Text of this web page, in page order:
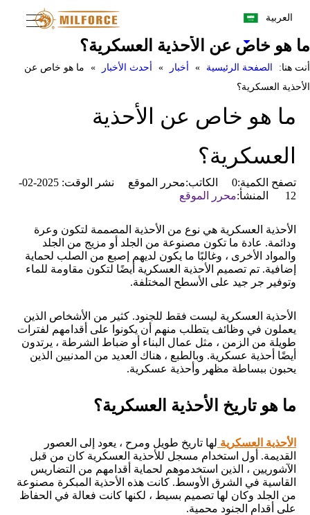
العربية
ما هو خاص عن الأحذية العسكرية؟
أنت هنا: الصفحة الرئيسية » أخبار » أحدث الأخبار »
ما هو خاص عن
الأحذية العسكرية؟
ما هو خاص عن الأحذية
العسكرية؟
تصفح الكمية:0
الكاتب:محرر الموقع نشر الوقت: 2025-02-
12 المنشأ:
محرر الموقع
الأحذية العسكرية هي نوع من الأحذية المصممة لتكون وعرة
ودائمة. عادة ما تكون مصنوعة من الجلد أو مزيج من الجلد
والمواد الأخرى ، وغالبًا ما يكون لديهم إصبع من الصلب لحماية
إضافية. تم تصميم الأحذية العسكرية أيضًا لتكون مقاومة للماء
وتوفير جر جيد على الأسطح المختلفة.
الأحذية العسكرية ليست فقط للجنود. كثير من الأشخاص الذين
يعملون في وظائف يتطلب منهم أن يكونوا على أقدامهم لفترات
طويلة من الزمن ، مثل عمال البناء أو ضباط الشرطة ، يرتدون
أيضًا أحذية عسكرية. وبالطبع ، هناك العديد من المدنيين الذين
يحبون ببساطة مظهر وأحذية عسكرية.
ما هو تاريخ الأحذية العسكرية؟
الأحذية العسكرية لها تاريخ طويل ومرح ، يعود إلى العصور
القديمة. أول استخدام مسجل للأحذية العسكرية كان من قبل
الآشوريين ، الذين استخدموهم لحماية أقدامهم من التضاريس
القاسية في الشرق الأوسط. كانت هذه الأحذية المبكرة مصنوعة
من الجلد وكان لها تصميم بسيط ، لكنها كانت فعالة في الحفاظ
على أقدام الجنود محمية.